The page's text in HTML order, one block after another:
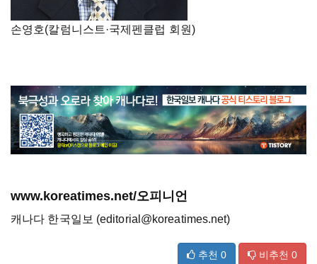
손영호(칼럼니스트·국제펜클럽 회원)
www.koreatimes.net/오피니언
캐나다 한국일보 (editorial@koreatimes.net)
추천 0 비추천 0